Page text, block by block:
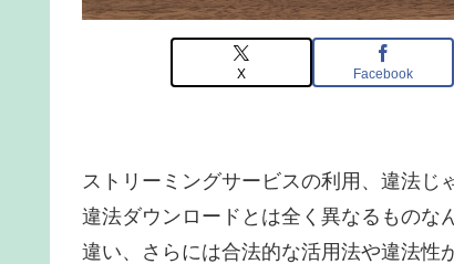
X Facebook
ストリーミングサービスの利用、違法じ
違法ダウンロードとは全く異なるものな
違い、さらには合法的な活用法や違法性